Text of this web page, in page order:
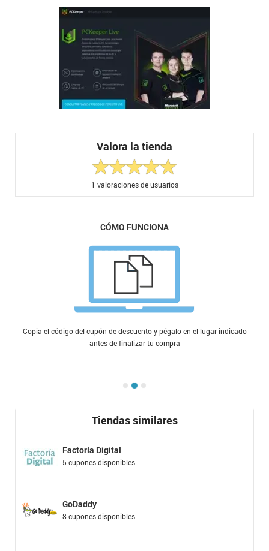
Valora la tienda
1 valoraciones de usuarios
CÓMO FUNCIONA
Copia el código del cupón de descuento y pégalo en el lugar indicado
antes de finalizar tu compra
Tiendas similares
Factoría Digital
5 cupones disponibles
GoDaddy
8 cupones disponibles